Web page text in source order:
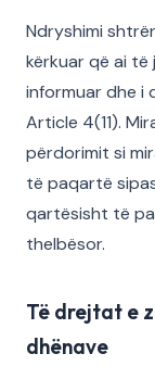
Ndryshimi
kërkuar që ai të
informuar dhe i
Article 4(11).
përdorimit si
të paqartë
qartësisht të
thelbësor.
Të drejtat e
dhënave